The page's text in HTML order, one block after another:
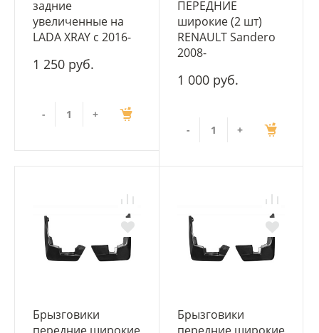
задние
увеличенные на
LADA XRAY с 2016-
1 250 руб.
- +
ПЕРЕДНИЕ
широкие (2 шт)
RENAULT Sandero
2008-
1 000 руб.
- +
Брызговики
передние широкие
Брызговики
передние широкие